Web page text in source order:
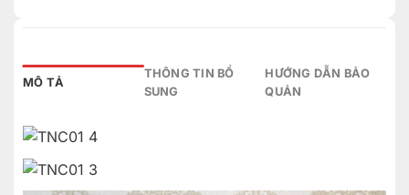
MÔ TẢ
THÔNG TIN BỔ
SUNG
HƯỚNG DẪN BẢO
QUẢN